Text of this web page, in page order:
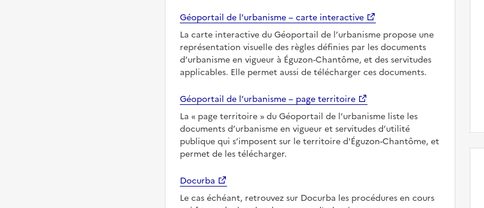
Géoportail de l’urbanisme – carte interactive
La carte interactive du Géoportail de l’urbanisme propose une
représentation visuelle des règles définies par les documents
d’urbanisme en vigueur à Éguzon-Chantôme, et des servitudes
applicables. Elle permet aussi de télécharger ces documents.
Géoportail de l’urbanisme – page territoire
La
page territoire
du Géoportail de l’urbanisme liste les
documents d’urbanisme en vigueur et servitudes d’utilité
publique qui s’imposent sur le territoire d'Éguzon-Chantôme, et
permet de les télécharger.
Docurba
Le cas échéant, retrouvez sur Docurba les procédures en cours